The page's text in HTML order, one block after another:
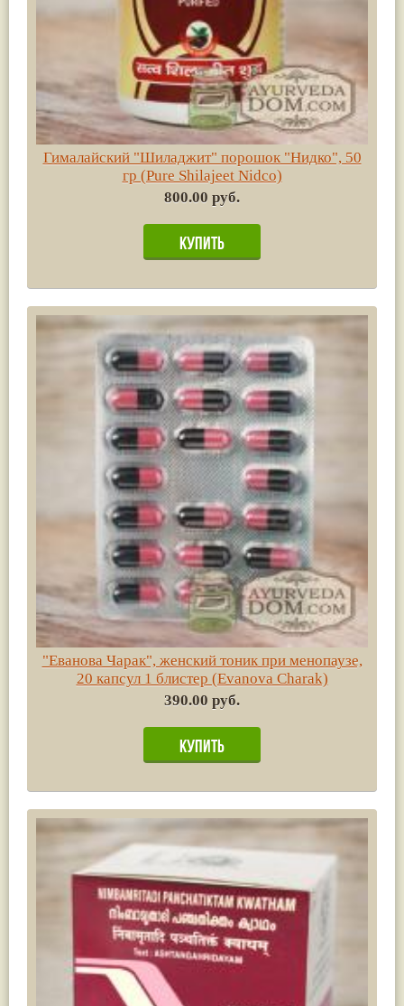
Гималайский "Шиладжит" порошок "Нидко", 50
гр (Pure Shilajeet Nidco)
800.00 руб.
"Еванова Чарак", женский тоник при менопаузе,
20 капсул 1 блистер (Evanova Charak)
390.00 руб.